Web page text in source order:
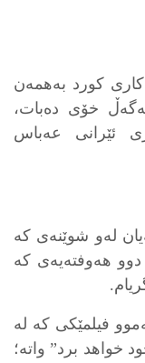
کورد بەهمەن
خۆی دەبات،
ئێرانی عەباس
لەو شوێنەی کە
هەوفتەیەی کە
فیلمێکی کە لە
خواهد برد” واته؛